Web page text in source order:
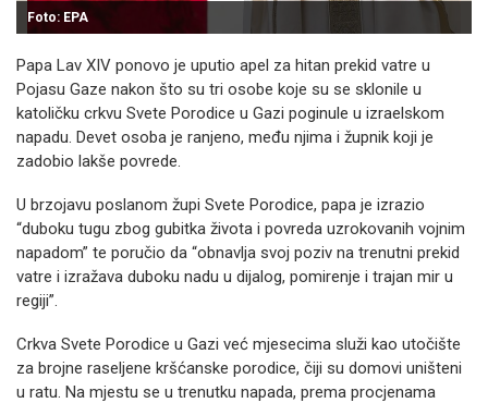
Foto: EPA
Papa Lav XIV ponovo je uputio apel za hitan prekid vatre u
Pojasu Gaze nakon što su tri osobe koje su se sklonile u
katoličku crkvu Svete Porodice u Gazi poginule u izraelskom
napadu. Devet osoba je ranjeno, među njima i župnik koji je
zadobio lakše povrede.
U brzojavu poslanom župi Svete Porodice, papa je izrazio
“duboku tugu zbog gubitka života i povreda uzrokovanih vojnim
napadom” te poručio da “obnavlja svoj poziv na trenutni prekid
vatre i izražava duboku nadu u dijalog, pomirenje i trajan mir u
regiji”.
Crkva Svete Porodice u Gazi već mjesecima služi kao utočište
za brojne raseljene kršćanske porodice, čiji su domovi uništeni
u ratu. Na mjestu se u trenutku napada, prema procjenama